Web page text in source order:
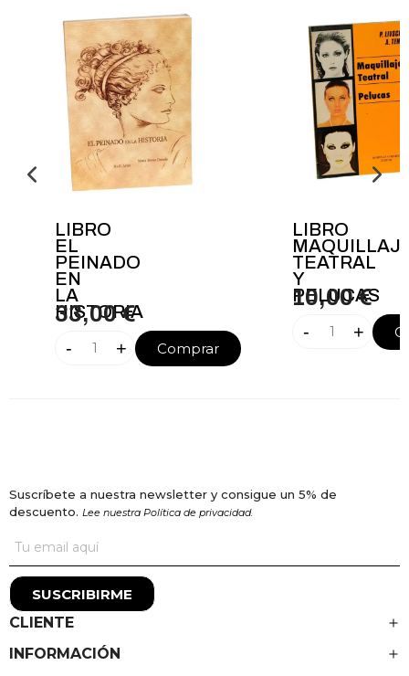
LIBRO
EL
PEINADO
EN
LA
HISTORIA
33,00 €
- + Comprar
LIBRO
TEATRAL
Y
PELUCAS
10,00 €
- +
Suscríbete a nuestra newsletter y consigue un 5% de
descuento. Lee nuestra Política de privacidad.
SUSCRIBIRME
CLIENTE
INFORMACIÓN